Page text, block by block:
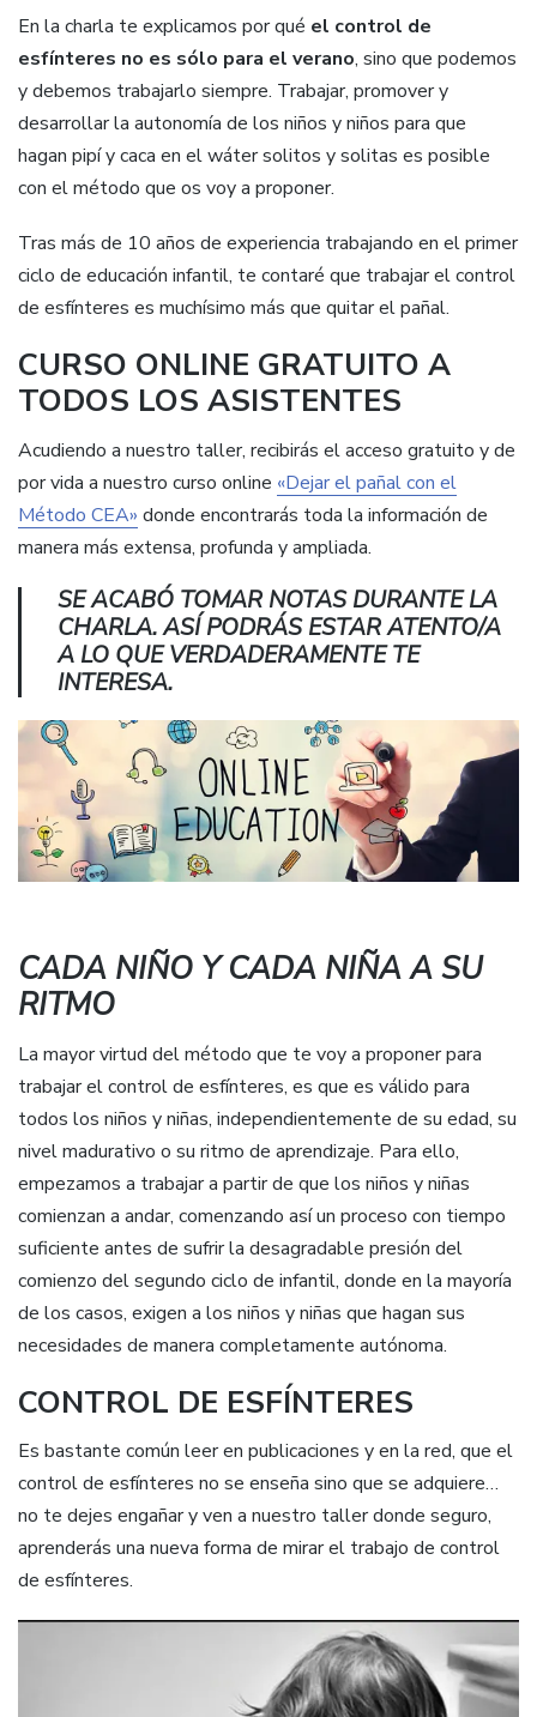
En la charla te explicamos por qué el control de
esfínteres no es sólo para el verano, sino que podemos
y debemos trabajarlo siempre. Trabajar, promover y
desarrollar la autonomía de los niños y niños para que
hagan pipí y caca en el wáter solitos y solitas es posible
con el método que os voy a proponer.
Tras más de 10 años de experiencia trabajando en el primer
ciclo de educación infantil, te contaré que trabajar el control
de esfínteres es muchísimo más que quitar el pañal.
CURSO ONLINE GRATUITO A
TODOS LOS ASISTENTES
Acudiendo a nuestro taller, recibirás el acceso gratuito y de
por vida a nuestro curso online «Dejar el pañal con el
Método CEA» donde encontrarás toda la información de
manera más extensa, profunda y ampliada.
SE ACABÓ TOMAR NOTAS DURANTE LA
CHARLA. ASÍ PODRÁS ESTAR ATENTO/A
A LO QUE VERDADERAMENTE TE
INTERESA.
CADA NIÑO Y CADA NIÑA A SU
RITMO
La mayor virtud del método que te voy a proponer para
trabajar el control de esfínteres, es que es válido para
todos los niños y niñas, independientemente de su edad, su
nivel madurativo o su ritmo de aprendizaje. Para ello,
empezamos a trabajar a partir de que los niños y niñas
comienzan a andar, comenzando así un proceso con tiempo
suficiente antes de sufrir la desagradable presión del
comienzo del segundo ciclo de infantil, donde en la mayoría
de los casos, exigen a los niños y niñas que hagan sus
necesidades de manera completamente autónoma.
CONTROL DE ESFÍNTERES
Es bastante común leer en publicaciones y en la red, que el
control de esfínteres no se enseña sino que se adquiere…
no te dejes engañar y ven a nuestro taller donde seguro,
aprenderás una nueva forma de mirar el trabajo de control
de esfínteres.